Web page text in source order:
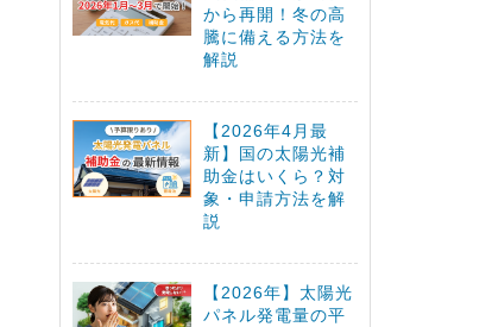
から再開！冬の高
騰に備える方法を
解説
【2026年4月最
新】国の太陽光補
助金はいくら？対
象・申請方法を解
説
【2026年】太陽光
パネル発電量の平